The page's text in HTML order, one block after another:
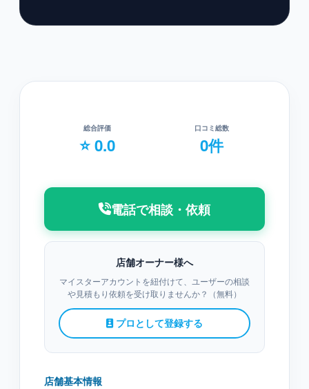
総合評価
⭐ 0.0
口コミ総数
0件
電話で相談・依頼
店舗オーナー様へ
マイスターアカウントを紐付けて、ユーザーの相談
や見積もり依頼を受け取りませんか？（無料）
プロとして登録する
店舗基本情報